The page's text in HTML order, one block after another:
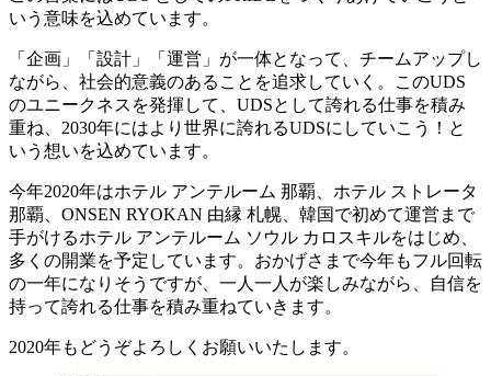
いう意味を込めています。
「企画」「設計」「運営」が一体となって、チームアップし
ながら、社会的意義のあることを追求していく。このUDS
のユニークネスを発揮して、UDSとして誇れる仕事を積み
重ね、2030年にはより世界に誇れるUDSにしていこう！と
いう想いを込めています。
今年2020年はホテル アンテルーム 那覇、ホテル ストレータ
那覇、ONSEN RYOKAN 由縁 札幌、韓国で初めて運営まで
手がけるホテル アンテルーム ソウル カロスキルをはじめ、
多くの開業を予定しています。おかげさまで今年もフル回転
の一年になりそうですが、一人一人が楽しみながら、自信を
持って誇れる仕事を積み重ねていきます。
2020年もどうぞよろしくお願いいたします。